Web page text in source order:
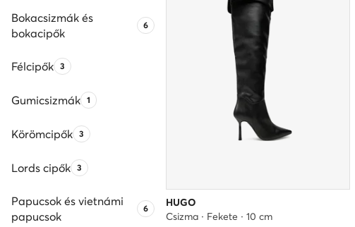
Bokacsizmák és
bokacipők
Termékek száma:
6
FélcipőkTermékek száma:
3
GumicsizmákTermékek száma:
1
KörömcipőkTermékek száma:
3
Lords cipőkTermékek száma:
3
Papucsok és vietnámi
papucsok
Termékek száma:
6
HUGO
Csizma · Fekete · 10 cm